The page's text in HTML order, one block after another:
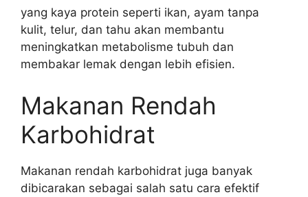
yang kaya protein seperti ikan, ayam tanpa
kulit, telur, dan tahu akan membantu
meningkatkan metabolisme tubuh dan
membakar lemak dengan lebih efisien.
Makanan Rendah
Karbohidrat
Makanan rendah karbohidrat juga banyak
dibicarakan sebagai salah satu cara efektif